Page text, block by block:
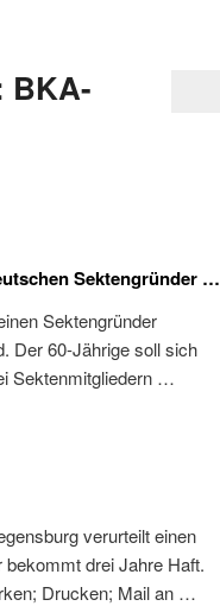
BKA-
Sektengründer …
Sektengründer
Der 60-Jährige soll sich
Sektenmitgliedern …
verurteilt einen
drei Jahre Haft.
Drucken; Mail an …